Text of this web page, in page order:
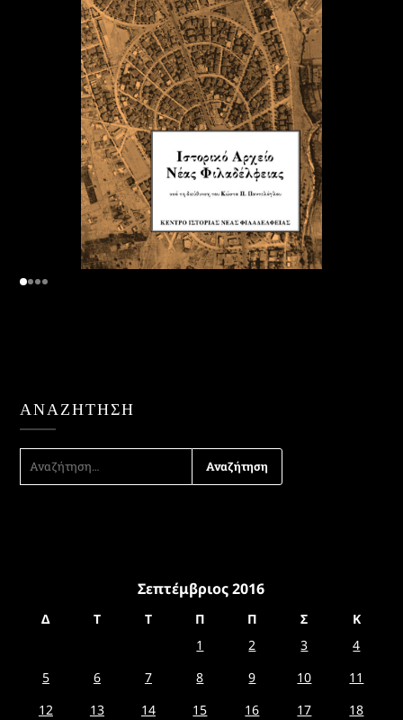
ΑΝΑΖΉΤΗΣΗ
ΑΝΑΖΉΤΗΣΗ
ΓΙΑ:
Σεπτέμβριος 2016
Δ Τ Τ Π Π Σ
Κ
1
2 3
4
5
6 7 8 9 10
11
12
13 14 15 16 17
18